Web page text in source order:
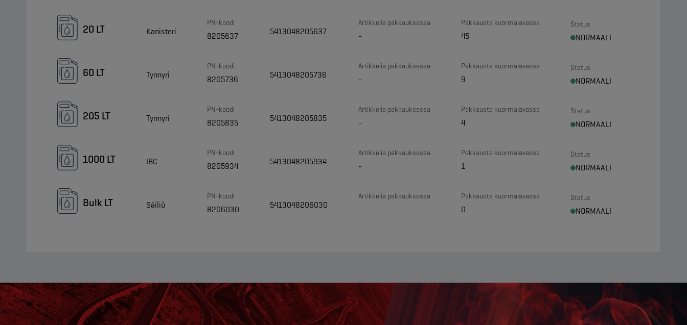
20 LT Kanisteri
PN-koodi
8205637 5413048205637
Artikkelia pakkauksessa
-
Pakkausta kuormalavassa
45
Status
NORMAALI
60 LT Tynnyri
PN-koodi
8205736 5413048205736
Artikkelia pakkauksessa
-
Pakkausta kuormalavassa
9
Status
NORMAALI
205 LT Tynnyri
PN-koodi
8205835 5413048205835
Artikkelia pakkauksessa
-
Pakkausta kuormalavassa
4
Status
NORMAALI
1000 LT IBC
PN-koodi
8205934 5413048205934
Artikkelia pakkauksessa
-
Pakkausta kuormalavassa
1
Status
NORMAALI
Bulk LT Säiliö
PN-koodi
8206030 5413048206030
Artikkelia pakkauksessa
-
Pakkausta kuormalavassa
0
Status
NORMAALI